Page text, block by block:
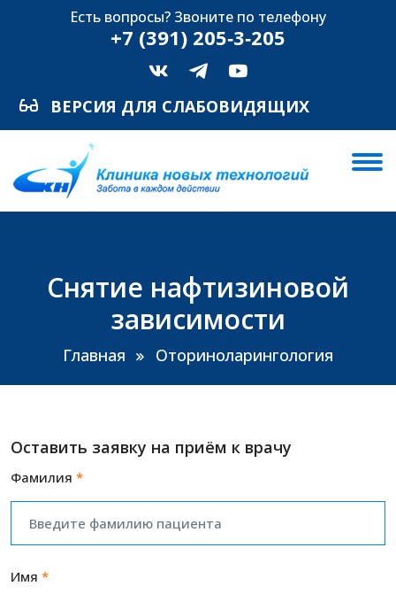
Есть вопросы? Звоните по телефону
+7 (391) 205‑3‑205
ВЕРСИЯ ДЛЯ СЛАБОВИДЯЩИХ
Снятие нафтизиновой
зависимости
Главная Оториноларингология
Оставить заявку на приём к врачу
Фамилия *
Имя *